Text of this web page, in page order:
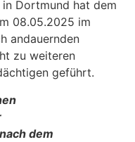
Dortmund hat dem
08.05.2025 im
andauernden
zu weiteren
geführt.
dem